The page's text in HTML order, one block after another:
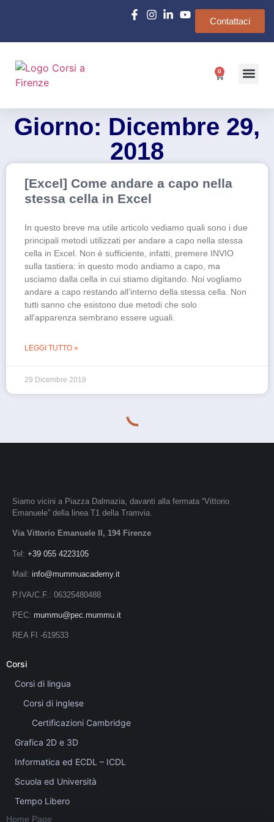
Contattaci
0
Giorno: Dicembre 29,
2018
[Excel] Come andare a capo nella
stessa cella in Excel
In questo breve ma utile articolo vediamo quali sono i due
principali metodi utilizzati per andare a capo nella stessa
cella in Excel. Non è sufficiente, infatti, premere INVIO
sulla tastiera: in questo modo andiamo a capo, ma
usciamo dalla cella in cui stiamo digitando. Noi vogliamo
andare a capo restando all’interno della stessa cella. Non
tutti sanno che esistono due metodi che solo
all’apparenza sembrano essere uguali.
LEGGI TUTTO »
29 Dicembre 2018
Siamo vicini a Piazza Dalmazia, davanti alla fermata “Vittorio
Emanuele” della linea T1 della Tramvia.
Via Vittorio Emanuele II, 194 Firenze
Tel: +39 055 4223105
Mail: info@mummuacademy.it
P.IVA/C.F.: 06325480488
PEC: mummu@pec.mummu.it
REA FI -619533
Corsi
Corsi di lingua
Corsi di inglese
Certificazioni Cambridge
Grafica 2D e 3D
Informatica ed ECDL – ICDL
Scuola ed Università
Tempo Libero
Home Page